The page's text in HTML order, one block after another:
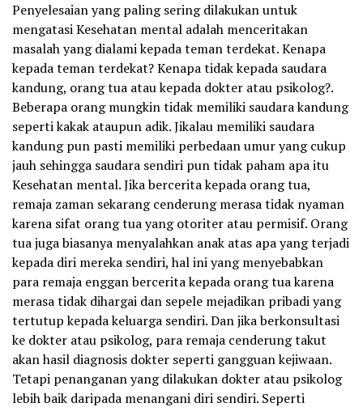
Penyelesaian yang paling sering dilakukan untuk
mengatasi Kesehatan mental adalah menceritakan
masalah yang dialami kepada teman terdekat. Kenapa
kepada teman terdekat? Kenapa tidak kepada saudara
kandung, orang tua atau kepada dokter atau psikolog?.
Beberapa orang mungkin tidak memiliki saudara kandung
seperti kakak ataupun adik. Jikalau memiliki saudara
kandung pun pasti memiliki perbedaan umur yang cukup
jauh sehingga saudara sendiri pun tidak paham apa itu
Kesehatan mental. Jika bercerita kepada orang tua,
remaja zaman sekarang cenderung merasa tidak nyaman
karena sifat orang tua yang otoriter atau permisif. Orang
tua juga biasanya menyalahkan anak atas apa yang terjadi
kepada diri mereka sendiri, hal ini yang menyebabkan
para remaja enggan bercerita kepada orang tua karena
merasa tidak dihargai dan sepele mejadikan pribadi yang
tertutup kepada keluarga sendiri. Dan jika berkonsultasi
ke dokter atau psikolog, para remaja cenderung takut
akan hasil diagnosis dokter seperti gangguan kejiwaan.
Tetapi penanganan yang dilakukan dokter atau psikolog
lebih baik daripada menangani diri sendiri. Seperti